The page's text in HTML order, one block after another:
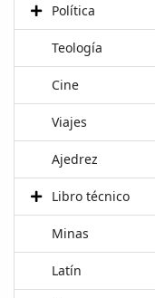
Política
Teología
Cine
Viajes
Ajedrez
Libro técnico
Minas
Latín